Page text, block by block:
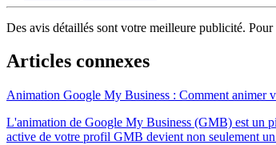
Des avis détaillés sont votre meilleure publicité.
Articles connexes
Animation Google My Business : Comment animer
L'animation de Google My Business (GMB) est un
active de votre profil GMB devient non seulement